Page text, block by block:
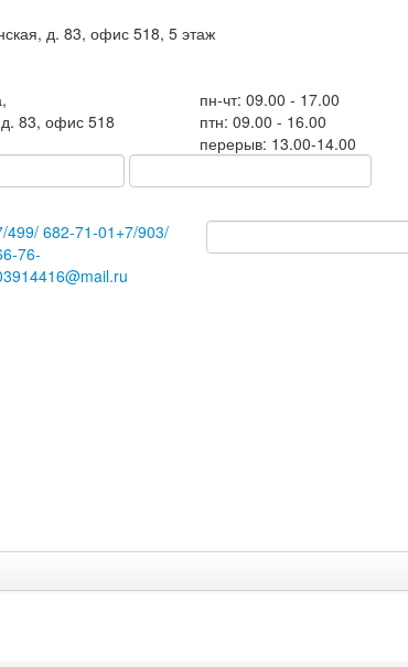
д. 83, офис 518, 5 этаж
,
83, офис 518
пн-чт: 09.00 - 17.00
птн: 09.00 - 16.00
перерыв: 13.00-14.00
/499/ 682-71-01 +7/903/
76-
3914416@mail.ru